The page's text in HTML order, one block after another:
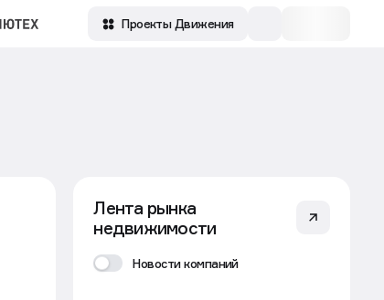
Проекты Движения
Лента рынка
недвижимости
Новости компаний